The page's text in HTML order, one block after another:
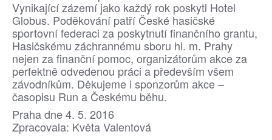
Vynikající zázemí jako každý rok poskytl Hotel
Globus. Poděkování patří České hasičské
sportovní federaci za poskytnutí finančního grantu,
Hasičskému záchrannému sboru hl. m. Prahy
nejen za finanční pomoc, organizátorům akce za
perfektně odvedenou práci a především všem
závodníkům. Děkujeme i sponzorům akce –
časopisu Run a Českému běhu.
Praha dne 4. 5. 2016
Zpracovala: Květa Valentová